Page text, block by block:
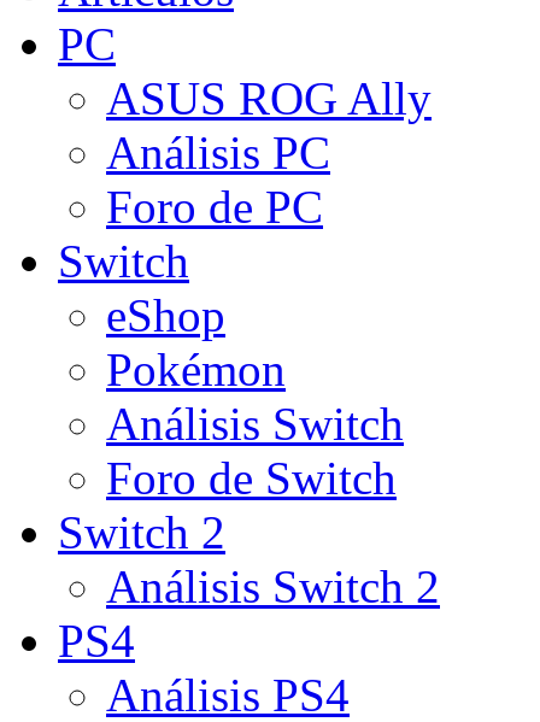
PC
ASUS ROG Ally
Análisis PC
Foro de PC
Switch
eShop
Pokémon
Análisis Switch
Foro de Switch
Switch 2
Análisis Switch 2
PS4
Análisis PS4